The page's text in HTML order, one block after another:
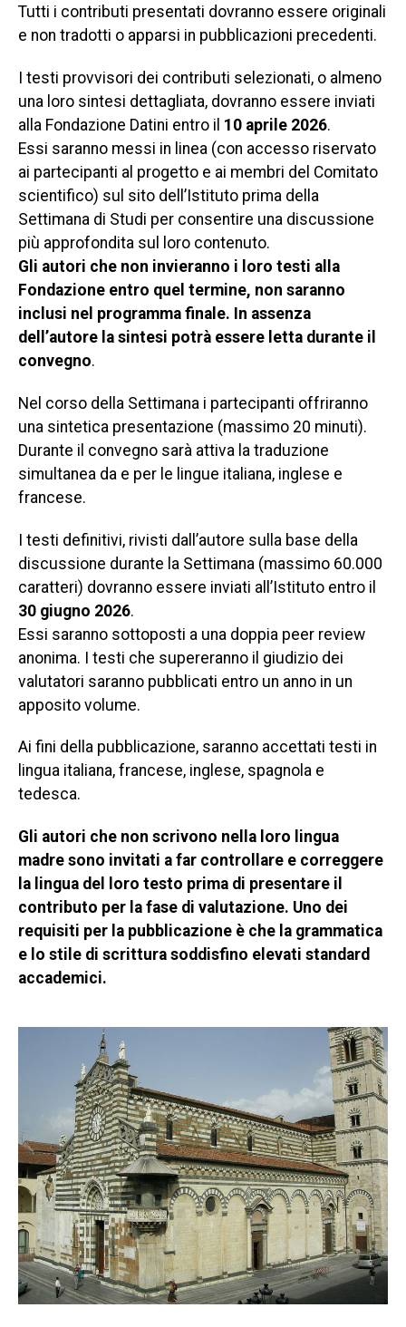
Tutti i contributi presentati dovranno essere originali
e non tradotti o apparsi in pubblicazioni precedenti.
I testi provvisori dei contributi selezionati, o almeno
una loro sintesi dettagliata, dovranno essere inviati
alla Fondazione Datini entro il 10 aprile 2026.
Essi saranno messi in linea (con accesso riservato
ai partecipanti al progetto e ai membri del Comitato
scientifico) sul sito dell’Istituto prima della
Settimana di Studi per consentire una discussione
più approfondita sul loro contenuto.
Gli autori che non invieranno i loro testi alla
Fondazione entro quel termine, non saranno
inclusi nel programma finale. In assenza
dell’autore la sintesi potrà essere letta durante il
convegno.
Nel corso della Settimana i partecipanti offriranno
una sintetica presentazione (massimo 20 minuti).
Durante il convegno sarà attiva la traduzione
simultanea da e per le lingue italiana, inglese e
francese.
I testi definitivi, rivisti dall’autore sulla base della
discussione durante la Settimana (massimo 60.000
caratteri) dovranno essere inviati all’Istituto entro il
30 giugno 2026.
Essi saranno sottoposti a una doppia peer review
anonima. I testi che supereranno il giudizio dei
valutatori saranno pubblicati entro un anno in un
apposito volume.
Ai fini della pubblicazione, saranno accettati testi in
lingua italiana, francese, inglese, spagnola e
tedesca.
Gli autori che non scrivono nella loro lingua
madre sono invitati a far controllare e correggere
la lingua del loro testo prima di presentare il
contributo per la fase di valutazione. Uno dei
requisiti per la pubblicazione è che la grammatica
e lo stile di scrittura soddisfino elevati standard
accademici.